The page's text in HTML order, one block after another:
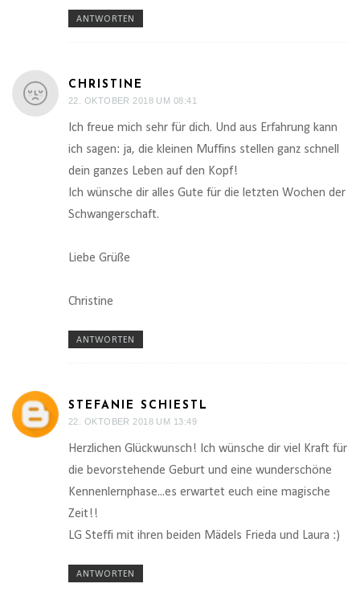
ANTWORTEN
CHRISTINE
22. OKTOBER 2018 UM 08:41
Ich freue mich sehr für dich. Und aus Erfahrung kann
ich sagen: ja, die kleinen Muffins stellen ganz schnell
dein ganzes Leben auf den Kopf!
Ich wünsche dir alles Gute für die letzten Wochen der
Schwangerschaft.
Liebe Grüße
Christine
ANTWORTEN
STEFANIE SCHIESTL
22. OKTOBER 2018 UM 13:49
Herzlichen Glückwunsch! Ich wünsche dir viel Kraft für
die bevorstehende Geburt und eine wunderschöne
Kennenlernphase...es erwartet euch eine magische
Zeit!!
LG Steffi mit ihren beiden Mädels Frieda und Laura :)
ANTWORTEN